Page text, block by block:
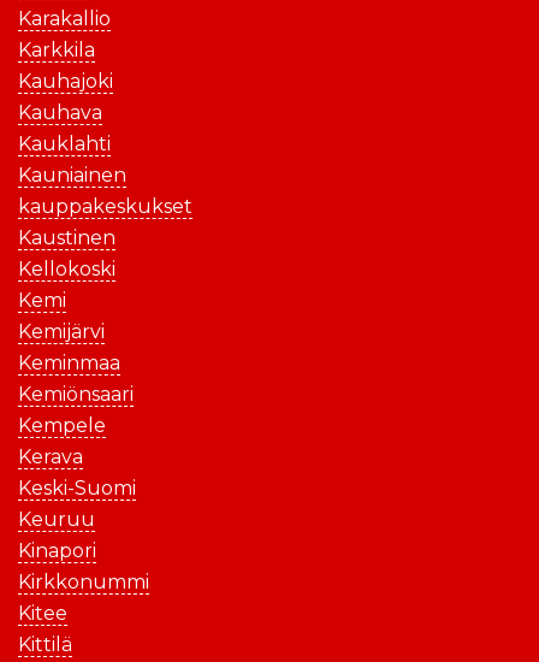
Karakallio
Karkkila
Kauhajoki
Kauhava
Kauklahti
Kauniainen
kauppakeskukset
Kaustinen
Kellokoski
Kemi
Kemijärvi
Keminmaa
Kemiönsaari
Kempele
Kerava
Keski-Suomi
Keuruu
Kinapori
Kirkkonummi
Kitee
Kittilä